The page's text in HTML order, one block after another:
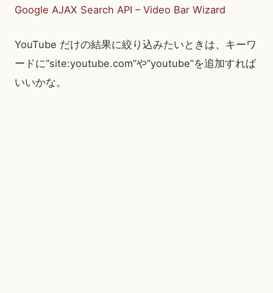
Google AJAX Search API – Video Bar Wizard
YouTube だけの結果に絞り込みたいときは、キーワ
ードに“site:youtube.com”や“youtube”を追加すれば
いいかな。